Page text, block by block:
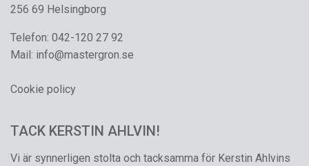
256 69 Helsingborg
Telefon: 042-120 27 92
Mail: info@mastergron.se
Cookie policy
TACK KERSTIN AHLVIN!
Vi är synnerligen stolta och tacksamma för Kerstin Ahlvins